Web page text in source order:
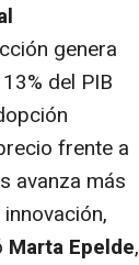
genera
del PIB
frente a
avanza más
Marta Epelde,